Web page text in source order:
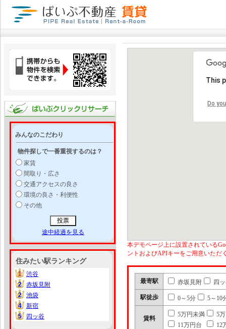
みんなのこだわり
物件探しで一番重視するのは？
家賃
間取り・広さ
交通アクセスの良さ
環境の良さ・利便性
その他
途中経過を見る
住みたい駅ランキング
1
1
渋谷
2
2
赤坂見附
2
2
池袋
4
4
新宿
5
5 四ッ谷
This
Do
本デモページ上に設置されている
ントおよびAPIキーをご用意いただ
最寄駅 赤坂見附 四
駅徒歩 0～5分 5～10
賃料
5万円未満
5
11万円台
12